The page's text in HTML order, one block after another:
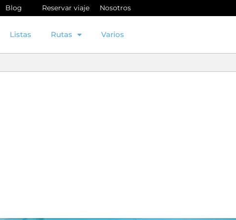
Blog Reservar viaje Nosotros
Listas Rutas Varios